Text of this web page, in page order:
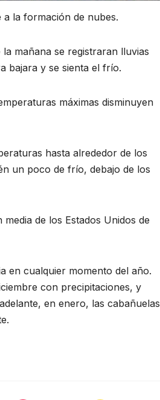
la formación de nubes.
mañana se registraran lluvias
bajara y se sienta el frío.
máximas disminuyen
hasta alrededor de los
un poco de frío, debajo de los
de los Estados Unidos de
en cualquier momento del año.
con precipitaciones, y
en enero, las cabañuelas